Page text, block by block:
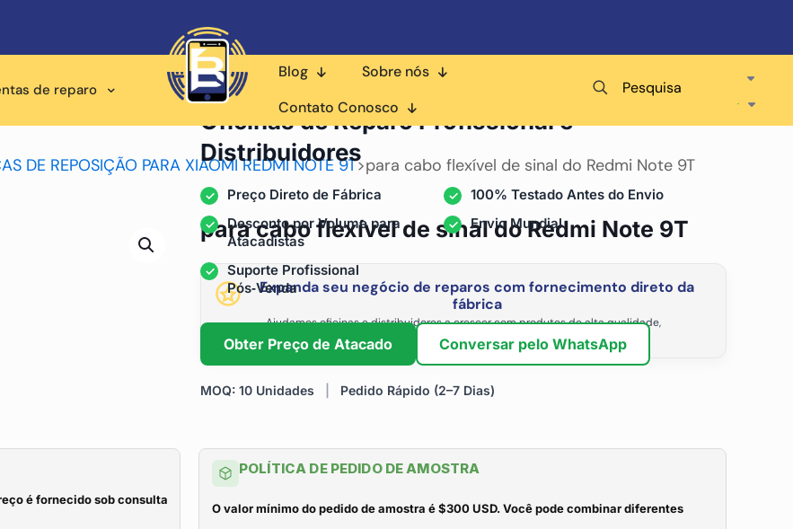
de reparo
Blog
Sobre nós
Contato Conosco
Pesquisa
DE REPOSIÇÃO PARA XIAOMI REDMI NOTE 9T>para cabo flexível de sinal do Redmi Note 9T
para cabo flexível de sinal do Redmi Note 9T
Expanda seu negócio de reparos com fornecimento direto da
fábrica
Ajudamos oficinas e distribuidores a crescer com produtos de alta qualidade,
fornecimento estável e os preços de atacado mais competitivos.
Fornecedor Atacadista para
Oficinas de Reparo Profissional e
Distribuidores
Preço Direto de Fábrica
100% Testado Antes do Envio
Desconto por Volume para
Atacadistas
Envio Mundial
Suporte Profissional
Pós‑Venda
Obter Preço de Atacado Conversar pelo WhatsApp
MOQ: 10 Unidades Pedido Rápido (2–7 Dias)
é fornecido sob consulta
POLÍTICA DE PEDIDO DE AMOSTRA
O valor mínimo do pedido de amostra é $300 USD. Você pode combinar diferentes